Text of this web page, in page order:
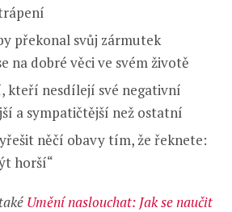
překonal svůj zármutek
na dobré věci ve svém životě
kteří nesdílejí své negativní
a sympatičtější než ostatní
něčí obavy tím, že řeknete:
horší“
Umění naslouchat: Jak se naučit